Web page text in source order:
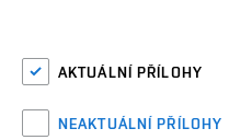
AKTUÁLNÍ PŘÍLOHY
NEAKTUÁLNÍ PŘÍLOHY